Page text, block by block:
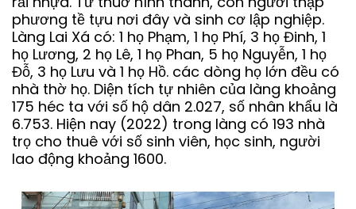
phương tề tựu nơi đây và sinh cơ lập nghiệp.
Làng Lai Xá có: 1 họ Phạm, 1 họ Phí, 3 họ Đinh, 1
họ Lương, 2 họ Lê, 1 họ Phan, 5 họ Nguyễn, 1 họ
Đỗ, 3 họ Lưu và 1 họ Hồ. các dòng họ lớn đều có
nhà thờ họ. Diện tích tự nhiên của làng khoảng
175 héc ta với số hộ dân 2.027, số nhân khẩu là
6.753. Hiện nay (2022) trong làng có 193 nhà
trọ cho thuê với số sinh viên, học sinh, người
lao động khoảng 1600.